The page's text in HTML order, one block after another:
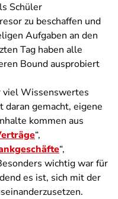
Schüler
zu beschaffen und
Aufgaben an den
Tag haben alle
Bound ausprobiert
viel Wissenswertes
daran gemacht, eigene
kommen aus
“,
“,
wichtig war für
es ist, sich mit der